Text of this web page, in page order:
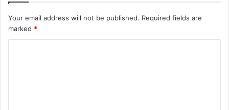
Your email address will not be published. Required fields are
marked *